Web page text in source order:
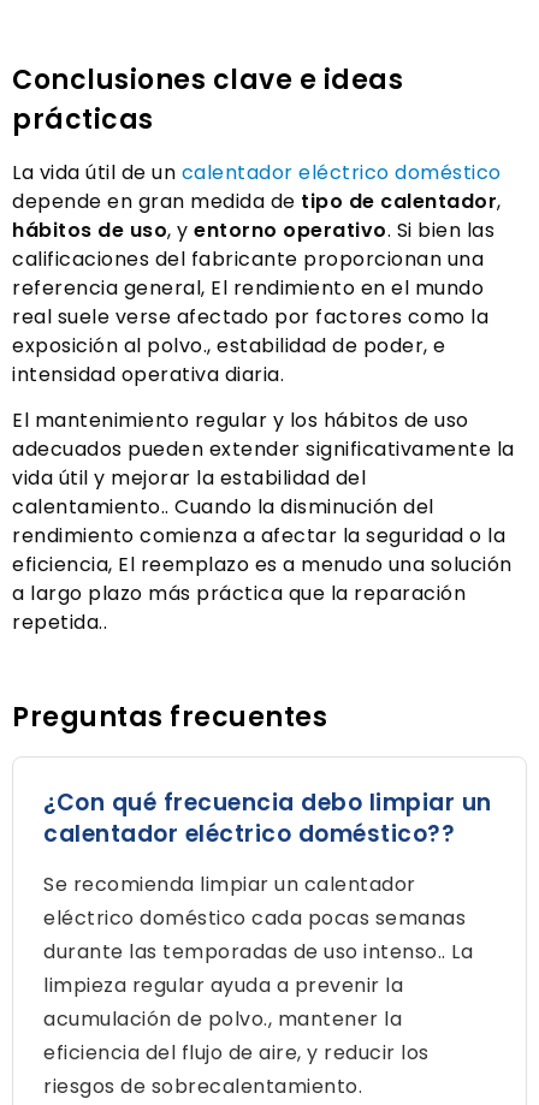
Conclusiones clave e ideas
prácticas
La vida útil de un calentador eléctrico doméstico
depende en gran medida de tipo de calentador,
hábitos de uso, y entorno operativo. Si bien las
calificaciones del fabricante proporcionan una
referencia general, El rendimiento en el mundo
real suele verse afectado por factores como la
exposición al polvo., estabilidad de poder, e
intensidad operativa diaria.
El mantenimiento regular y los hábitos de uso
adecuados pueden extender significativamente la
vida útil y mejorar la estabilidad del
calentamiento.. Cuando la disminución del
rendimiento comienza a afectar la seguridad o la
eficiencia, El reemplazo es a menudo una solución
a largo plazo más práctica que la reparación
repetida..
Preguntas frecuentes
¿Con qué frecuencia debo limpiar un
calentador eléctrico doméstico??
Se recomienda limpiar un calentador
eléctrico doméstico cada pocas semanas
durante las temporadas de uso intenso.. La
limpieza regular ayuda a prevenir la
acumulación de polvo., mantener la
eficiencia del flujo de aire, y reducir los
riesgos de sobrecalentamiento.